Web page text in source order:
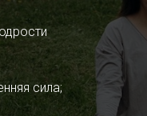
сила;